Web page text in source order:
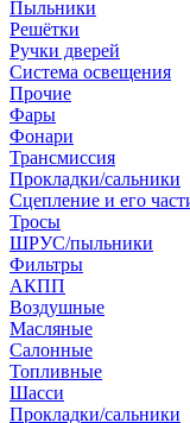
Пыльники
Решётки
Ручки дверей
Система освещения
Прочие
Фары
Фонари
Трансмиссия
Прокладки/сальники
Сцепление и его
Тросы
ШРУС/пыльники
Фильтры
АКПП
Воздушные
Масляные
Салонные
Топливные
Шасси
Прокладки/сальники